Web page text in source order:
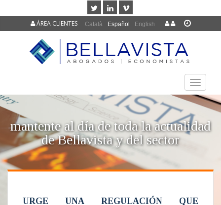
Català Español English
ÁREA CLIENTES
TOGGLE
mantente al día de toda la actualidad
de Bellavista y del sector
URGE UNA REGULACIÓN QUE